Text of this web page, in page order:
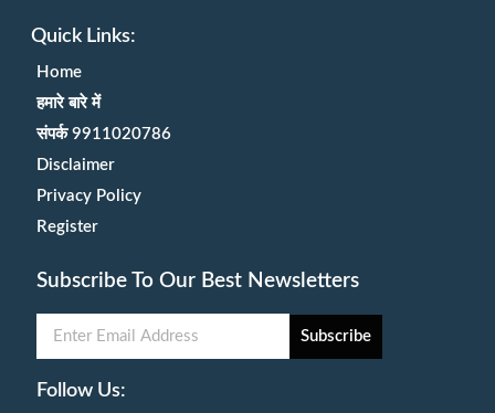
Quick Links:
Home
हमारे बारे में
संपर्क 9911020786
Disclaimer
Privacy Policy
Register
Subscribe To Our Best Newsletters
Subscribe
Follow Us: